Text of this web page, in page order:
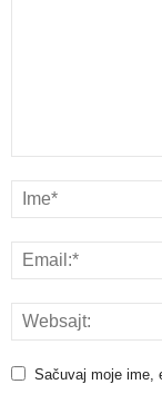
Sačuvaj moje ime,